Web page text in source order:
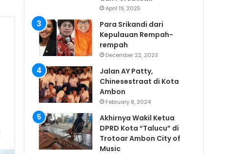
April 19, 2025
Para Srikandi dari
Kepulauan Rempah-
rempah
December 22, 2023
Jalan AY Patty,
Chinesestraat di Kota
Ambon
February 8, 2024
Akhirnya Wakil Ketua
DPRD Kota “Talucu” di
Trotoar Ambon City of
Music